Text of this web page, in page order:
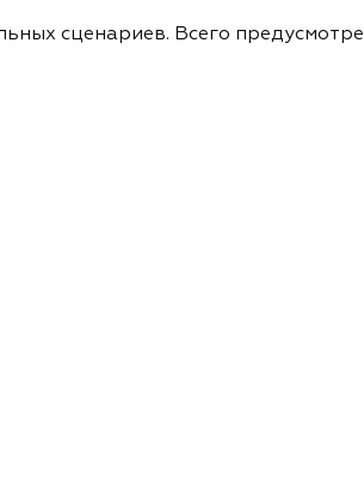
сценариев. Всего